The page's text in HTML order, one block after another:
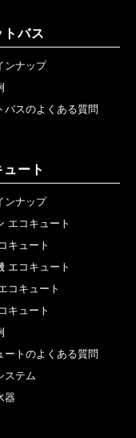
バス
ンナップ
バスのよくある質問
ート
ンナップ
エコキュート
キュート
エコキュート
コキュート
キュート
ートのよくある質問
ステム
器